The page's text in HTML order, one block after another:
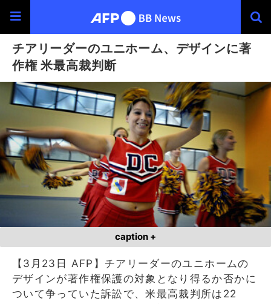
チアリーダーのユニホーム、デザインに著
作権 米最高裁判断
caption +
【3月23日 AFP】チアリーダーのユニホームの
デザインが著作権保護の対象となり得るか否かに
ついて争っていた訴訟で、米最高裁判所は22